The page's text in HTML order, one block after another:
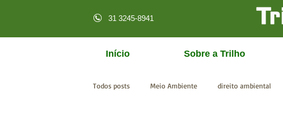
31 3245-8941
Início Sobre a Trilho
Todos posts Meio Ambiente direito ambiental